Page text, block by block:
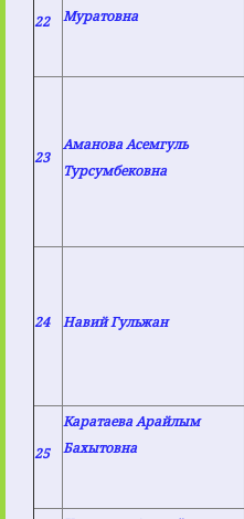
22
Муратовна
23
Аманова Асемгуль
Турсумбековна
24 Навий Гульжан
25
Каратаева Арайлым
Бахытовна